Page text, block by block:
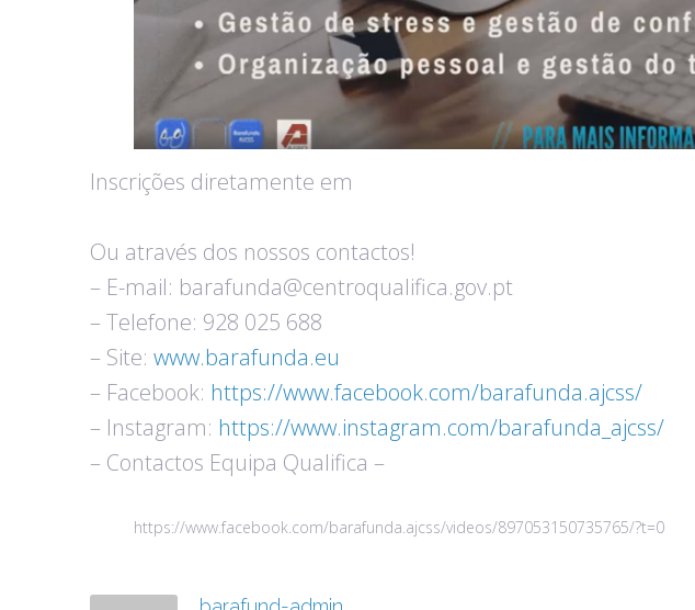
Inscrições diretamente em
Ou através dos nossos contactos!
– E-mail: barafunda@centroqualifica.gov.pt
– Telefone: 928 025 688
– Site: www.barafunda.eu
– Facebook: https://www.facebook.com/barafunda.ajcss/
– Instagram: https://www.instagram.com/barafunda_ajcss/
– Contactos Equipa Qualifica –
https://www.facebook.com/barafunda.ajcss/videos/897053150735765/?t=0